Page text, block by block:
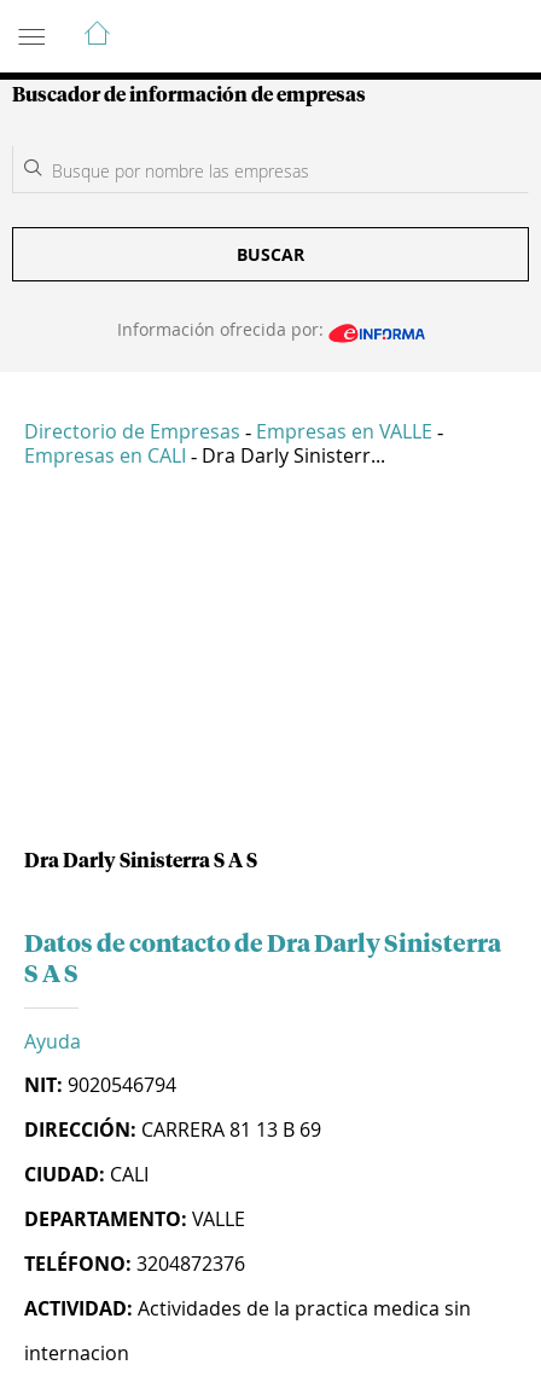
Guía de Empresas Colombianas
Buscador de información de empresas
BUSCAR
Información ofrecida por:
Directorio de Empresas - Empresas en VALLE -
Empresas en CALI - Dra Darly Sinisterr...
Dra Darly Sinisterra S A S
Datos de contacto de Dra Darly Sinisterra
S A S
Ayuda
NIT: 9020546794
DIRECCIÓN: CARRERA 81 13 B 69
CIUDAD: CALI
DEPARTAMENTO: VALLE
TELÉFONO: 3204872376
ACTIVIDAD: Actividades de la practica medica sin
internacion